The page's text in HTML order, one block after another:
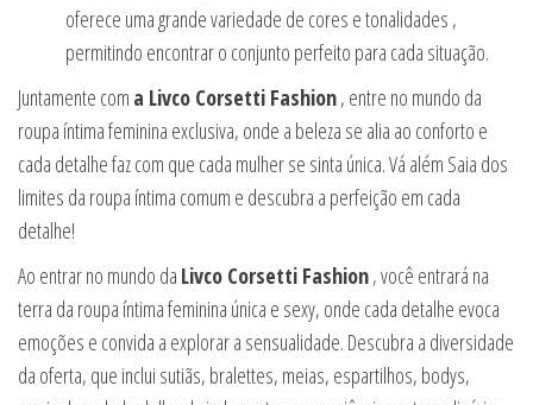
oferece uma grande variedade de cores e tonalidades ,
permitindo encontrar o conjunto perfeito para cada situação.
Juntamente com a Livco Corsetti Fashion, entre no mundo da
roupa íntima feminina exclusiva, onde a beleza se alia ao conforto e
cada detalhe faz com que cada mulher se sinta única. Vá além Saia dos
limites da roupa íntima comum e descubra a perfeição em cada
detalhe!
Ao entrar no mundo da Livco Corsetti Fashion, você entrará na
terra da roupa íntima feminina única e sexy, onde cada detalhe evoca
emoções e convida a explorar a sensualidade. Descubra a diversidade
da oferta, que inclui sutiãs, bralettes, meias, espartilhos, bodys,